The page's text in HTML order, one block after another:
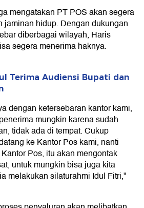
mengatakan PT POS akan segera
jaminan hidup. Dengan dukungan
diberbagai wilayah, Haris
segera menerima haknya.
Terima Audiensi Bupati dan
dengan ketersebaran kantor kami,
mungkin karena sudah
tidak ada di tempat. Cukup
ke Kantor Pos kami, nanti
Pos, itu akan mengontak
untuk mungkin bisa juga kita
melakukan silaturahmi Idul Fitri,"